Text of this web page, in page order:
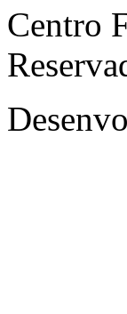
Centro